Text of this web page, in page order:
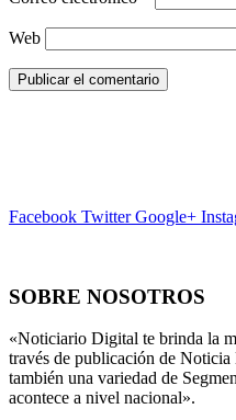
Web
Facebook Twitter Google+
SOBRE NOSOTROS
«Noticiario Digital te brinda la
través de publicación de
también una variedad de
acontece a nivel nacional».